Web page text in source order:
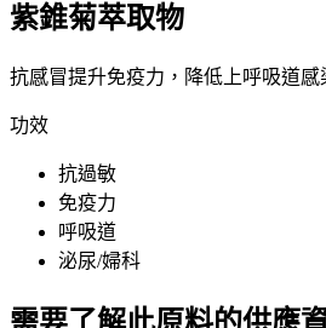
紫錐菊萃取物
抗感冒提升免疫力，降低上呼吸道感
功效
抗過敏
免疫力
呼吸道
泌尿/婦科
需要了解此原料的供應